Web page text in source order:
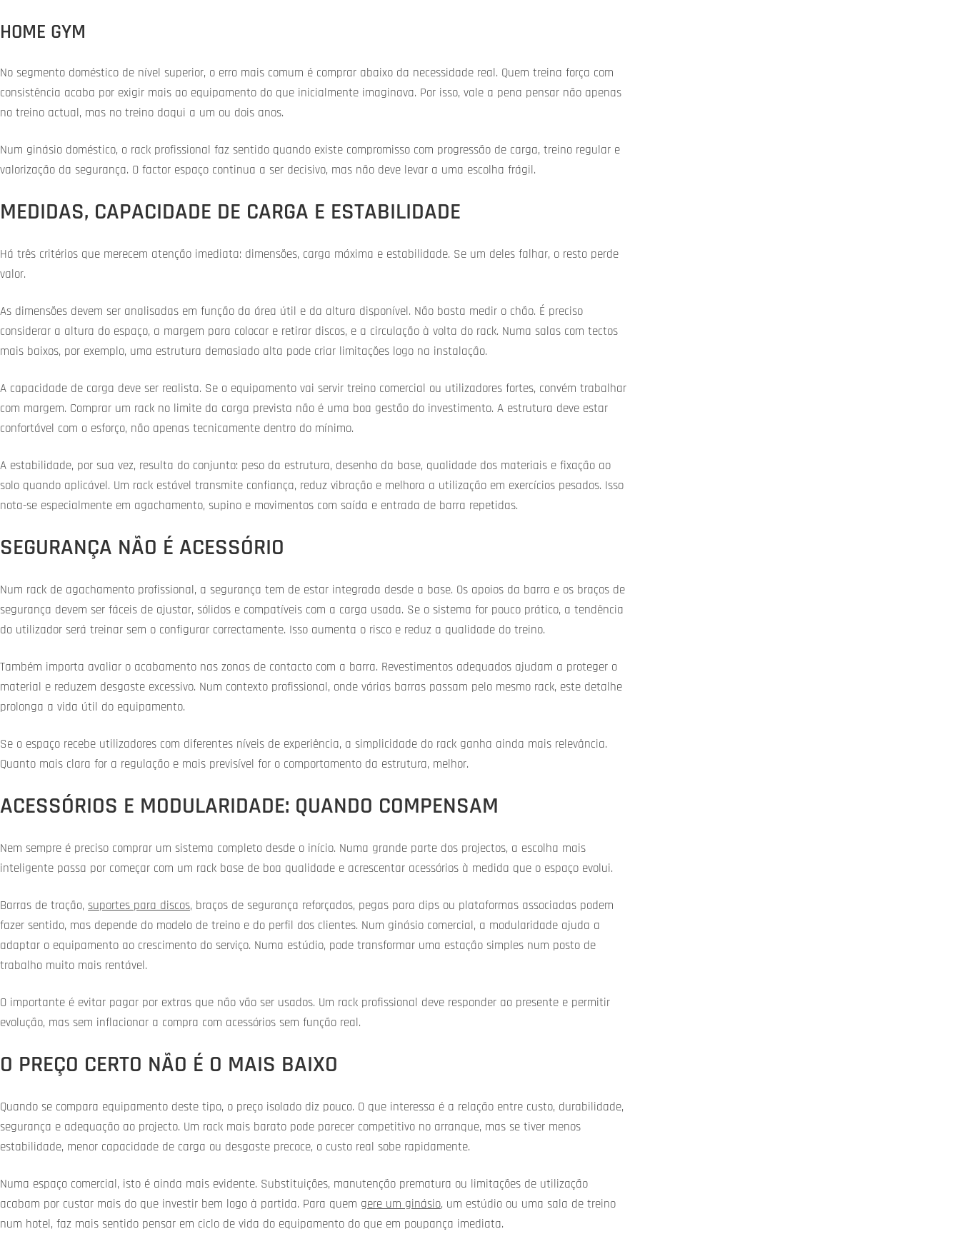
HOME GYM
No segmento doméstico de nível superior, o erro mais comum é comprar abaixo da necessidade real. Quem treina força com
consistência acaba por exigir mais ao equipamento do que inicialmente imaginava. Por isso, vale a pena pensar não apenas
no treino actual, mas no treino daqui a um ou dois anos.
Num ginásio doméstico, o rack profissional faz sentido quando existe compromisso com progressão de carga, treino regular e
valorização da segurança. O factor espaço continua a ser decisivo, mas não deve levar a uma escolha frágil.
MEDIDAS, CAPACIDADE DE CARGA E ESTABILIDADE
Há três critérios que merecem atenção imediata: dimensões, carga máxima e estabilidade. Se um deles falhar, o resto perde
valor.
As dimensões devem ser analisadas em função da área útil e da altura disponível. Não basta medir o chão. É preciso
considerar a altura do espaço, a margem para colocar e retirar discos, e a circulação à volta do rack. Numa salas com tectos
mais baixos, por exemplo, uma estrutura demasiado alta pode criar limitações logo na instalação.
A capacidade de carga deve ser realista. Se o equipamento vai servir treino comercial ou utilizadores fortes, convém trabalhar
com margem. Comprar um rack no limite da carga prevista não é uma boa gestão do investimento. A estrutura deve estar
confortável com o esforço, não apenas tecnicamente dentro do mínimo.
A estabilidade, por sua vez, resulta do conjunto: peso da estrutura, desenho da base, qualidade dos materiais e fixação ao
solo quando aplicável. Um rack estável transmite confiança, reduz vibração e melhora a utilização em exercícios pesados. Isso
nota-se especialmente em agachamento, supino e movimentos com saída e entrada de barra repetidas.
SEGURANÇA NÃO É ACESSÓRIO
Num rack de agachamento profissional, a segurança tem de estar integrada desde a base. Os apoios da barra e os braços de
segurança devem ser fáceis de ajustar, sólidos e compatíveis com a carga usada. Se o sistema for pouco prático, a tendência
do utilizador será treinar sem o configurar correctamente. Isso aumenta o risco e reduz a qualidade do treino.
Também importa avaliar o acabamento nas zonas de contacto com a barra. Revestimentos adequados ajudam a proteger o
material e reduzem desgaste excessivo. Num contexto profissional, onde várias barras passam pelo mesmo rack, este detalhe
prolonga a vida útil do equipamento.
Se o espaço recebe utilizadores com diferentes níveis de experiência, a simplicidade do rack ganha ainda mais relevância.
Quanto mais clara for a regulação e mais previsível for o comportamento da estrutura, melhor.
ACESSÓRIOS E MODULARIDADE: QUANDO COMPENSAM
Nem sempre é preciso comprar um sistema completo desde o início. Numa grande parte dos projectos, a escolha mais
inteligente passa por começar com um rack base de boa qualidade e acrescentar acessórios à medida que o espaço evolui.
Barras de tração, suportes para discos, braços de segurança reforçados, pegas para dips ou plataformas associadas podem
fazer sentido, mas depende do modelo de treino e do perfil dos clientes. Num ginásio comercial, a modularidade ajuda a
adaptar o equipamento ao crescimento do serviço. Numa estúdio, pode transformar uma estação simples num posto de
trabalho muito mais rentável.
O importante é evitar pagar por extras que não vão ser usados. Um rack profissional deve responder ao presente e permitir
evolução, mas sem inflacionar a compra com acessórios sem função real.
O PREÇO CERTO NÃO É O MAIS BAIXO
Quando se compara equipamento deste tipo, o preço isolado diz pouco. O que interessa é a relação entre custo, durabilidade,
segurança e adequação ao projecto. Um rack mais barato pode parecer competitivo no arranque, mas se tiver menos
estabilidade, menor capacidade de carga ou desgaste precoce, o custo real sobe rapidamente.
Numa espaço comercial, isto é ainda mais evidente. Substituições, manutenção prematura ou limitações de utilização
acabam por custar mais do que investir bem logo à partida. Para quem gere um ginásio, um estúdio ou uma sala de treino
num hotel, faz mais sentido pensar em ciclo de vida do equipamento do que em poupança imediata.